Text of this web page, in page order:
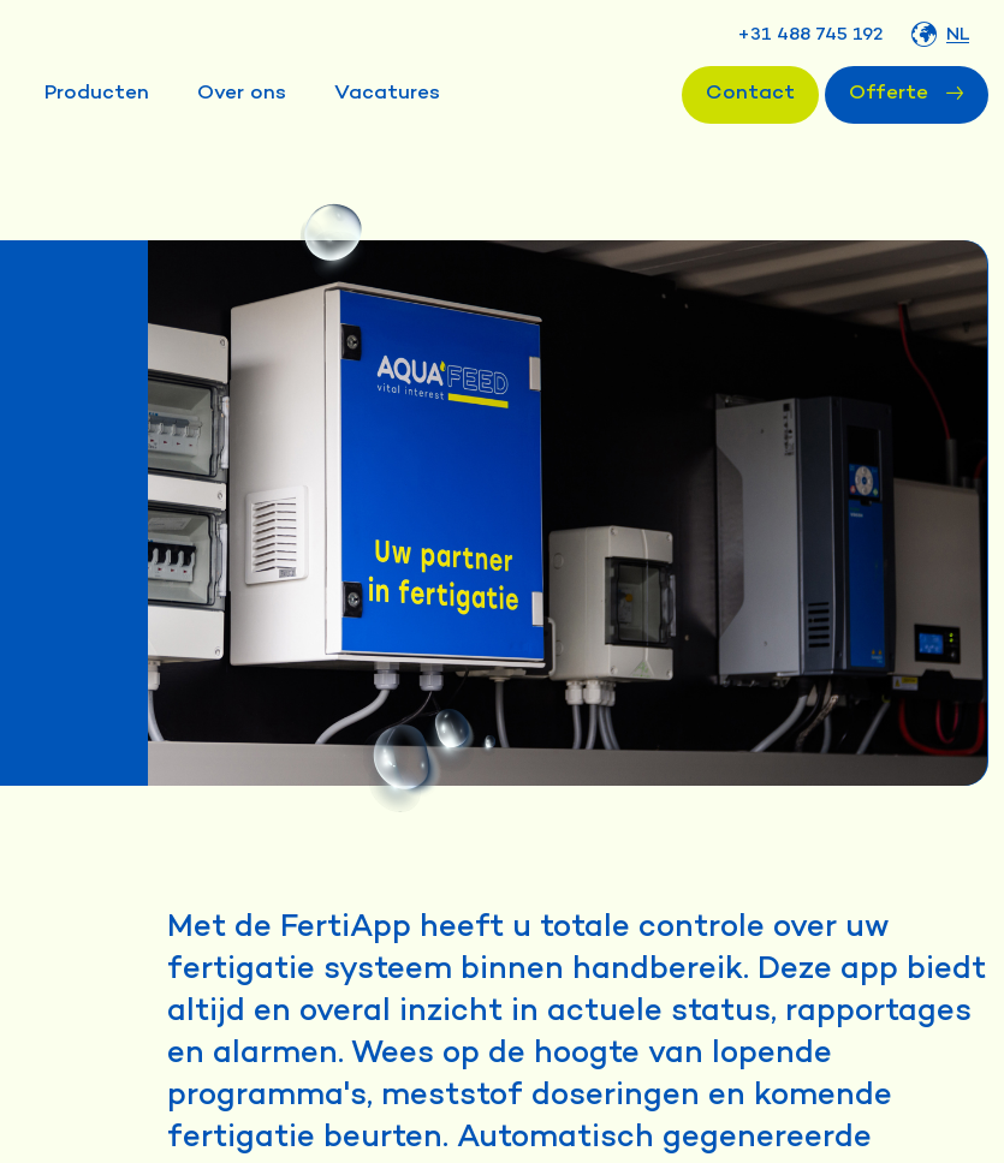
Producten Over ons Vacatures
+31 488 745 192 NL
Contact Offerte
Met de FertiApp heeft u totale controle over uw
fertigatie systeem binnen handbereik. Deze app biedt
altijd en overal inzicht in actuele status, rapportages
en alarmen. Wees op de hoogte van lopende
programma's, meststof doseringen en komende
fertigatie beurten. Automatisch gegenereerde